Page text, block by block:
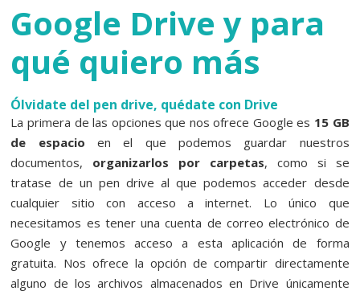
Google Drive y para
qué quiero más
Ólvidate del pen drive, quédate con Drive
La primera de las opciones que nos ofrece Google es 15 GB
de espacio en el que podemos guardar nuestros
documentos, organizarlos por carpetas, como si se
tratase de un pen drive al que podemos acceder desde
cualquier sitio con acceso a internet. Lo único que
necesitamos es tener una cuenta de correo electrónico de
Google y tenemos acceso a esta aplicación de forma
gratuita. Nos ofrece la opción de compartir directamente
alguno de los archivos almacenados en Drive únicamente